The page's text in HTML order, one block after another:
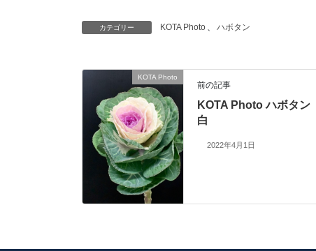
カテゴリー KOTA Photo ハボタン
KOTA Photo
前の記事
KOTA Photo ハボタン
白
2022年4月1日